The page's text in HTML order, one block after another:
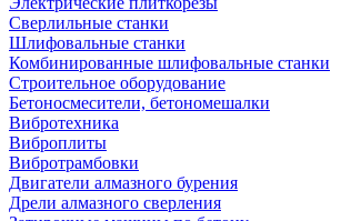
Сверлильные станки
Шлифовальные станки
Комбинированные шлифовальные станки
Строительное оборудование
Бетоносмесители, бетономешалки
Вибротехника
Виброплиты
Вибротрамбовки
Двигатели алмазного бурения
Дрели алмазного сверления